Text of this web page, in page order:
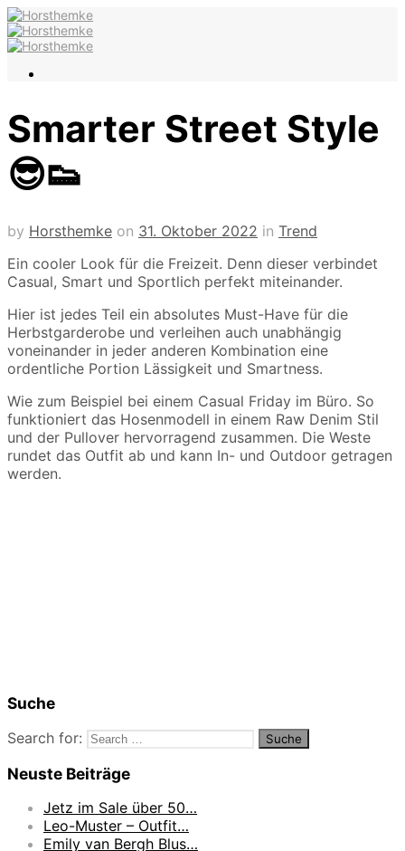
Smarter Street Style
😎👟
by Horsthemke on 31. Oktober 2022 in Trend
Ein cooler Look für die Freizeit. Denn dieser verbindet
Casual, Smart und Sportlich perfekt miteinander.
Hier ist jedes Teil ein absolutes Must-Have für die
Herbstgarderobe und verleihen auch unabhängig
voneinander in jeder anderen Kombination eine
ordentliche Portion Lässigkeit und Smartness.
Wie zum Beispiel bei einem Casual Friday im Büro. So
funktioniert das Hosenmodell in einem Raw Denim Stil
und der Pullover hervorragend zusammen. Die Weste
rundet das Outfit ab und kann In- und Outdoor getragen
werden.
Suche
Search for:
Neuste Beiträge
Jetz im Sale über 50…
Leo-Muster – Outfit…
Emily van Bergh Blus…